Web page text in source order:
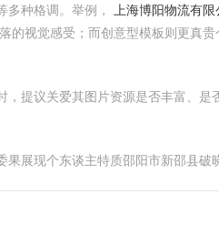
多种格调。举例， 上海博阳物流有
的视觉感受；而创意型模板则更真贵
提议关爱其图片资源是否丰富、是
展现个东谈主特质邵阳市新邵县破